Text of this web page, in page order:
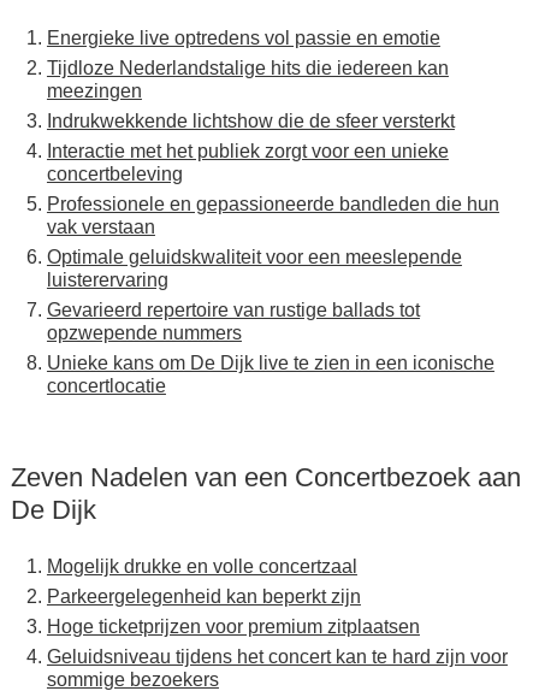
Energieke live optredens vol passie en emotie
Tijdloze Nederlandstalige hits die iedereen kan
meezingen
Indrukwekkende lichtshow die de sfeer versterkt
Interactie met het publiek zorgt voor een unieke
concertbeleving
Professionele en gepassioneerde bandleden die hun
vak verstaan
Optimale geluidskwaliteit voor een meeslepende
luisterervaring
Gevarieerd repertoire van rustige ballads tot
opzwepende nummers
Unieke kans om De Dijk live te zien in een iconische
concertlocatie
Zeven Nadelen van een Concertbezoek aan
De Dijk
Mogelijk drukke en volle concertzaal
Parkeergelegenheid kan beperkt zijn
Hoge ticketprijzen voor premium zitplaatsen
Geluidsniveau tijdens het concert kan te hard zijn voor
sommige bezoekers